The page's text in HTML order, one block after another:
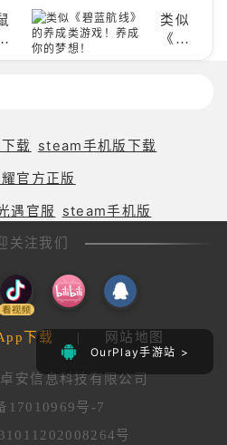
OurPlay手游站 >
获玩
家
写音符物语
类似
《碧
蓝航
载 steam手机版下载
官方正版
遇官服
steam手机版
关注我们
下载 | 网站地图
安信息科技有限公司
17010969号-7
号